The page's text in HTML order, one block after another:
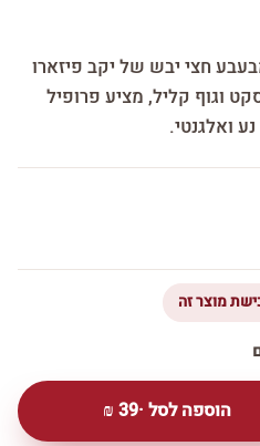
חצי יבש של יקב פיזארו
וגוף קליל, מציע פרופיל
נע ואלגנטי.
הוספה לסל ·39
₪